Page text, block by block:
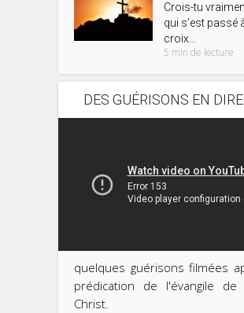
Crois-tu
qui s’est passé
croix...
5 min de lecture
DES GUÉRISONS EN
quelques guérisons filmées
prédication de l'évangile de
Christ.